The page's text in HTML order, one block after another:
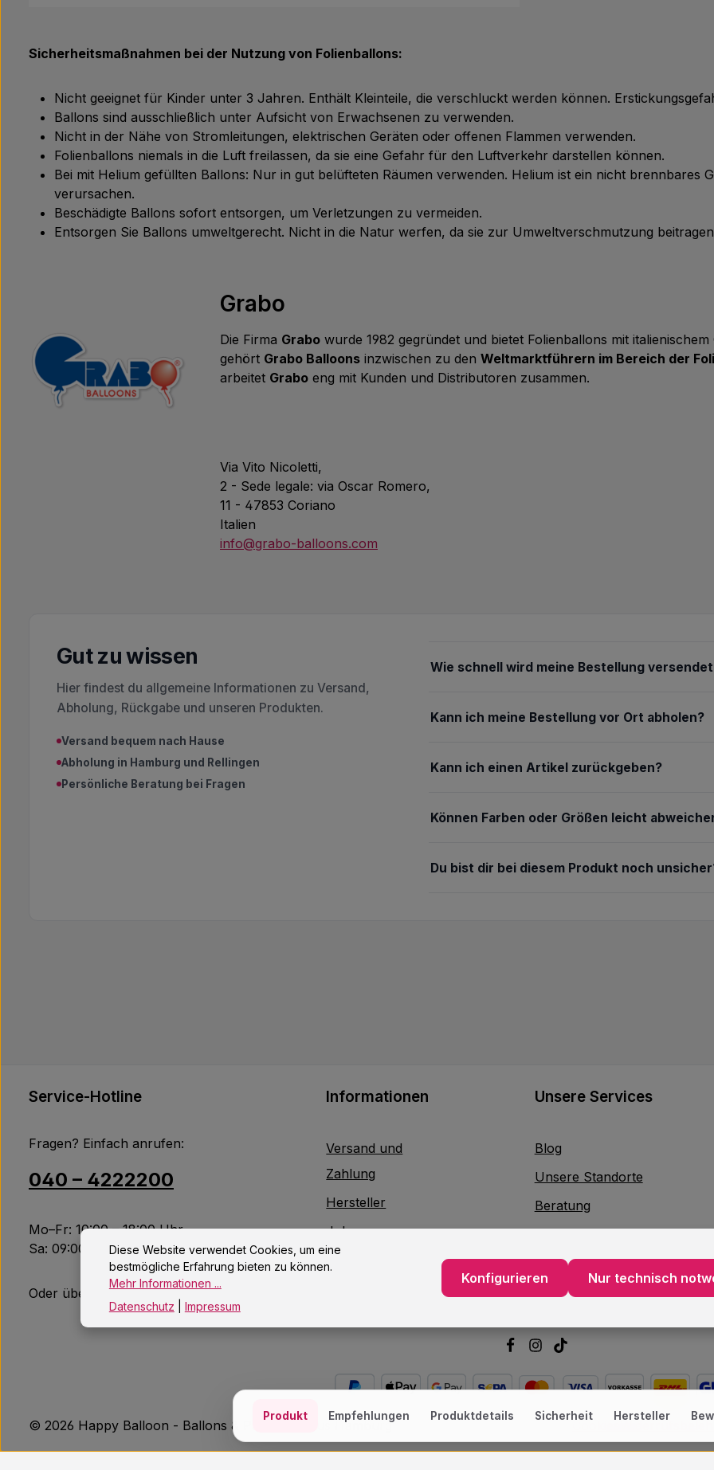
Sicherheitsmaßnahmen bei der Nutzung von Folienballons:
Nicht geeignet für Kinder unter 3 Jahren. Enthält Kleinteile, die verschluckt werden können.
Ballons sind ausschließlich unter Aufsicht von Erwachsenen zu verwenden.
Nicht in der Nähe von Stromleitungen, elektrischen Geräten oder offenen Flammen verwenden.
Folienballons niemals in die Luft freilassen, da sie eine Gefahr für den Luftverkehr darstellen können.
Bei mit Helium gefüllten Ballons: Nur in gut belüfteten Räumen verwenden. Helium ist ein nicht brennbares
verursachen.
Beschädigte Ballons sofort entsorgen, um Verletzungen zu vermeiden.
Entsorgen Sie Ballons umweltgerecht. Nicht in die Natur werfen, da sie zur Umweltverschmutzung
Grabo
Die Firma Grabo wurde 1982 gegründet und bietet Folienballons mit
gehört Grabo Balloons inzwischen zu den Weltmarktführern im Bereich der
arbeitet Grabo eng mit Kunden und Distributoren zusammen.
Via Vito Nicoletti,
2 - Sede legale: via Oscar Romero,
11 - 47853 Coriano
Italien
info@grabo-balloons.com
Gut zu wissen
Hier findest du allgemeine Informationen zu Versand,
Abholung, Rückgabe und unseren Produkten.
Versand bequem nach Hause
Abholung in Hamburg und Rellingen
Persönliche Beratung bei Fragen
Wie schnell wird meine Bestellung
Kann ich meine Bestellung vor Ort abholen?
Kann ich einen Artikel zurückgeben?
Können Farben oder Größen leicht
Du bist dir bei diesem Produkt noch
Service-Hotline
Fragen? Einfach anrufen:
040 – 4222200
Mo–Fr: 10:00 – 18:00 Uhr
Sa: 09:00 – 14:00 Uhr
Oder über unserKontaktformular
Informationen
Versand und
Zahlung
Hersteller
Jobs
Altbatterieentsorgung
Unsere Services
Blog
Unsere Standorte
Beratung
Verpackungsservice
Dekorationsservice
© 2026 Happy Balloon - Ballons & Partydeko aus Hamburg Cookies
Diese Website verwendet Cookies, um eine
bestmögliche Erfahrung bieten zu können.
Mehr Informationen ...
Datenschutz
Impressum
Nur technisch
Konfigurieren
Produkt Empfehlungen Produktdetails Sicherheit Hersteller